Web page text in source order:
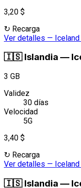
3,20 $
↻ Recarga
Ver detalles — Iceland
🇮🇸 Islandia —
3 GB
Validez
30 días
Velocidad
5G
3,40 $
↻ Recarga
Ver detalles — Iceland
🇮🇸 Islandia —